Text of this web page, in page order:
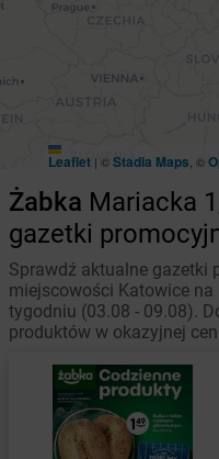
Leaflet | ©Stadia Maps , ©
Żabka Mariacka
gazetki
Sprawdź aktualne gazetki
miejscowości Katowice
tygodniu (03.08 - 09.08).
produktów w okazyjnej